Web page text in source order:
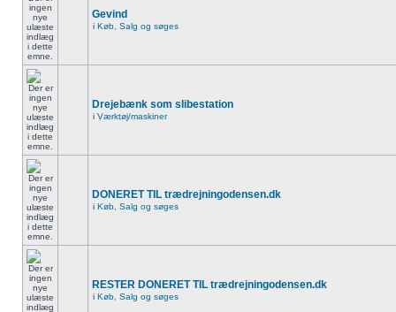
Gevind
i Køb, Salg og søges
Drejebænk som slibestation
i Værktøj/maskiner
DONERET TIL trædrejningodensen.dk
i Køb, Salg og søges
RESTER DONERET TIL trædrejningodensen.dk
i Køb, Salg og søges